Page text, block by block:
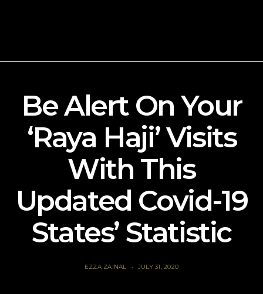
Be Alert On Your
‘Raya Haji’ Visits
With This
Updated Covid-19
States’ Statistic
EZZA ZAINAL JULY 31, 2020